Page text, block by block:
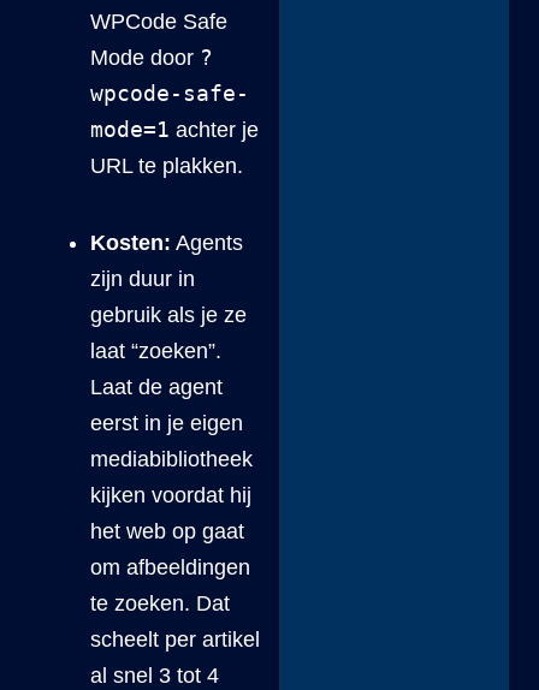
WPCode Safe
Mode door ?
wpcode-safe-
mode=1 achter je
URL te plakken.
Kosten: Agents
zijn duur in
gebruik als je ze
laat “zoeken”.
Laat de agent
eerst in je eigen
mediabibliotheek
kijken voordat hij
het web op gaat
om afbeeldingen
te zoeken. Dat
scheelt per artikel
al snel 3 tot 4